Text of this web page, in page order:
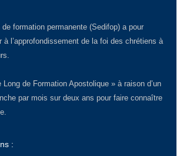
de formation permanente (Sedifop) a pour
à l’approfondissement de la foi des chrétiens à
Long de Formation Apostolique » à raison d’un
par mois sur deux ans pour faire connaître
: